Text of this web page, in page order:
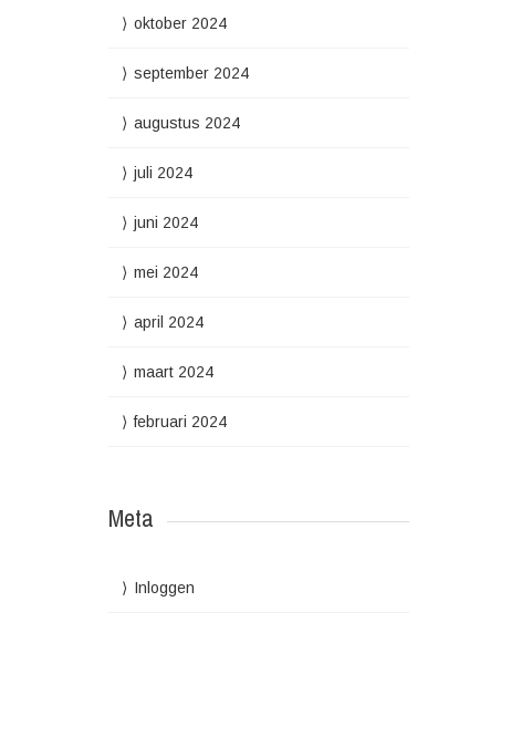
oktober 2024
september 2024
augustus 2024
juli 2024
juni 2024
mei 2024
april 2024
maart 2024
februari 2024
Meta
Inloggen